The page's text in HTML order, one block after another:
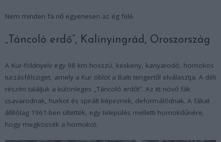
Nem minden fa nő egyenesen az ég felé.
„Táncoló erdő”, Kalinyingrád, Oroszország
A Kur-földnyelv egy 98 km hosszú, keskeny, kanyarodó, homokos
turzásfélsziget, amely a Kur öblöt a Balti tengertől elválasztja. A déli
részén találjuk a különleges „Táncoló erdőt”. Az itt növő fák
csavarodnak, hurkot és spirált képeznek, deformálódnak. A fákat
állítólag 1961-ben ültették, egy település melletti homokdűnére,
hogy megkössék a homokot.